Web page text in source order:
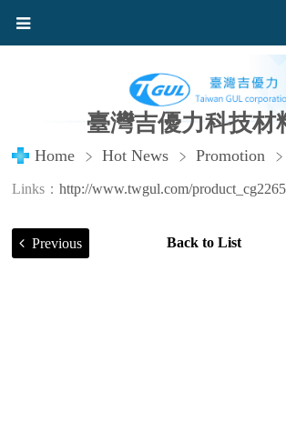
臺灣吉優力科技材
Home Hot News Promotion
Links： http://www.twgul.com/
Previous Back to List